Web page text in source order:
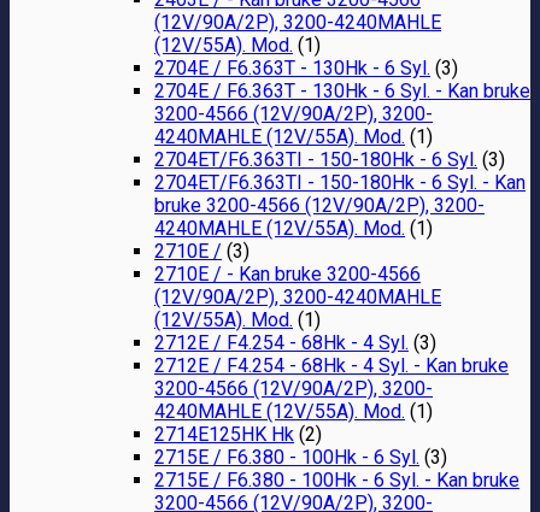
(12V/90A/2P), 3200-4240MAHLE
(12V/55A). Mod. (1)
2704E / F6.363T - 130Hk - 6 Syl. (3)
2704E / F6.363T - 130Hk - 6 Syl. - Kan bruke
3200-4566 (12V/90A/2P), 3200-
4240MAHLE (12V/55A). Mod. (1)
2704ET/F6.363TI - 150-180Hk - 6 Syl. (3)
2704ET/F6.363TI - 150-180Hk - 6 Syl. - Kan
bruke 3200-4566 (12V/90A/2P), 3200-
4240MAHLE (12V/55A). Mod. (1)
2710E / (3)
2710E / - Kan bruke 3200-4566
(12V/90A/2P), 3200-4240MAHLE
(12V/55A). Mod. (1)
2712E / F4.254 - 68Hk - 4 Syl. (3)
2712E / F4.254 - 68Hk - 4 Syl. - Kan bruke
3200-4566 (12V/90A/2P), 3200-
4240MAHLE (12V/55A). Mod. (1)
2714E125HK Hk (2)
2715E / F6.380 - 100Hk - 6 Syl. (3)
2715E / F6.380 - 100Hk - 6 Syl. - Kan bruke
3200-4566 (12V/90A/2P), 3200-